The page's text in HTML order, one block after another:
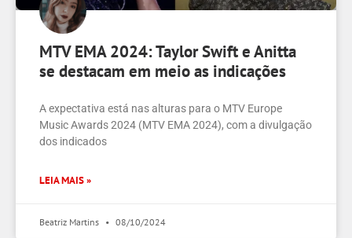
MTV EMA 2024: Taylor Swift e Anitta
se destacam em meio as indicações
A expectativa está nas alturas para o MTV Europe
Music Awards 2024 (MTV EMA 2024), com a divulgação
dos indicados
LEIA MAIS »
Beatriz Martins 08/10/2024